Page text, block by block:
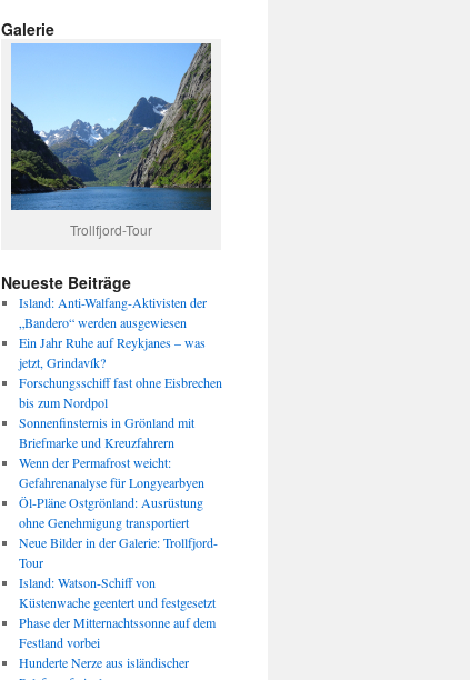
Galerie
Trollfjord-Tour
Neueste Beiträge
Island: Anti-Walfang-Aktivisten der
„Bandero“ werden ausgewiesen
Ein Jahr Ruhe auf Reykjanes – was
jetzt, Grindavík?
Forschungsschiff fast ohne Eisbrechen
bis zum Nordpol
Sonnenfinsternis in Grönland mit
Briefmarke und Kreuzfahrern
Wenn der Permafrost weicht:
Gefahrenanalyse für Longyearbyen
Öl-Pläne Ostgrönland: Ausrüstung
ohne Genehmigung transportiert
Neue Bilder in der Galerie: Trollfjord-
Tour
Island: Watson-Schiff von
Küstenwache geentert und festgesetzt
Phase der Mitternachtssonne auf dem
Festland vorbei
Hunderte Nerze aus isländischer